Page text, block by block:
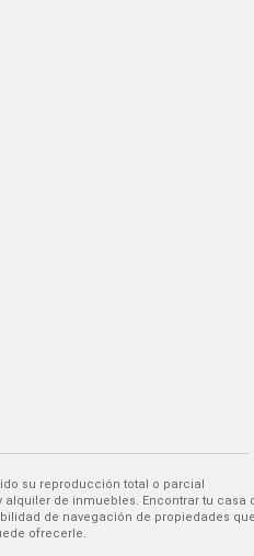
su reproducción total o parcial
de navegación de propiedades
ofrecerle.